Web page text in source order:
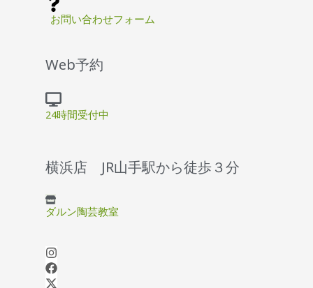
お問い合わせフォーム
Web予約
24時間受付中
横浜店 JR山手駅から徒歩３分
ダルン陶芸教室